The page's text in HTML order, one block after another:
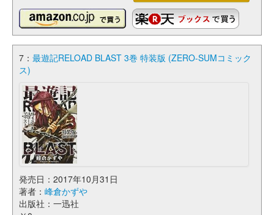
7： 最遊記RELOAD BLAST 3巻 特装版 (ZERO-SUMコミック
ス)
発売日：2017年10月31日
著者： 峰倉かずや
出版社：一迅社